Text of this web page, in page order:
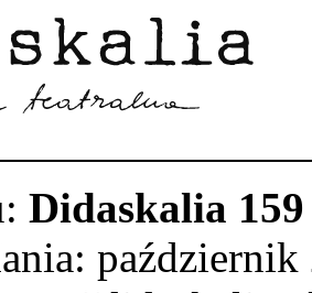
Didaskalia 159
październik